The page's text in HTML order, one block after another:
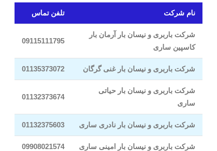
نام شرکت تلفن تماس
شرکت باربری و نیسان بار آرمان بار
کاسپین ساری
09115111795
شرکت باربری و نیسان بار غنی گرگان 01135373072
شرکت باربری و نیسان بار حیاتی
ساری
01132373674
شرکت باربری و نیسان بار نادری ساری 01132375603
شرکت باربری و نیسان بار امینی ساری 09908021574